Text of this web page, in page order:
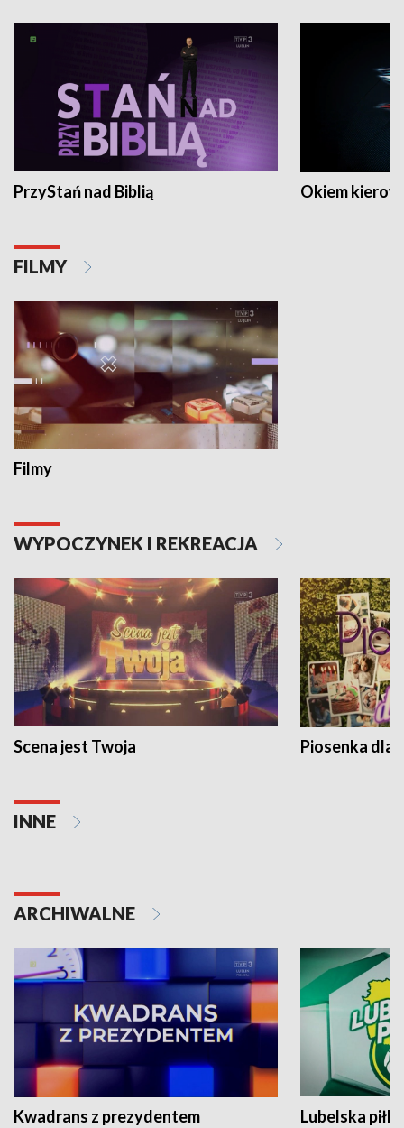
PrzyStań nad Biblią Okiem
FILMY
Filmy
WYPOCZYNEK I REKREACJA
Scena jest Twoja Piosenka dla
INNE
ARCHIWALNE
Kwadrans z prezydentem Lubelska piłka